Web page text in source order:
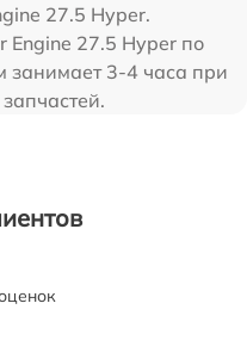
27.5 Нyper.
Engine 27.5 Нyper по
занимает 3-4 часа при